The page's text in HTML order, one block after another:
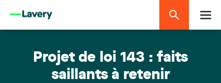
Projet de loi 143 : faits
saillants à retenir